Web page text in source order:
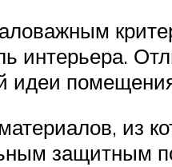
интерьера.
идеи
из
защитным